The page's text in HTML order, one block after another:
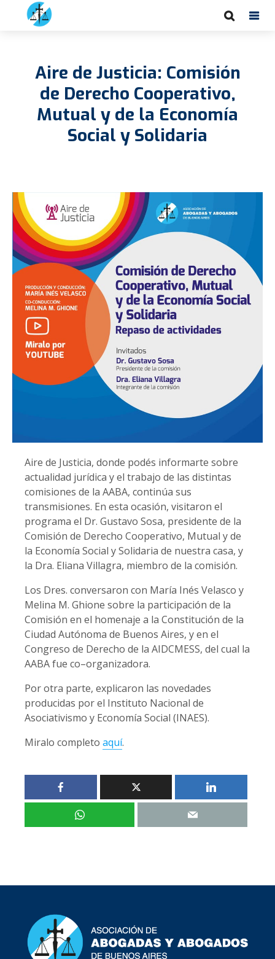
Aire de Justicia: Comisión
de Derecho Cooperativo,
Mutual y de la Economía
Social y Solidaria
Aire de Justicia, donde podés informarte sobre
actualidad jurídica y el trabajo de las distintas
comisiones de la AABA, continúa sus
transmisiones. En esta ocasión, visitaron el
programa el Dr. Gustavo Sosa, presidente de la
Comisión de Derecho Cooperativo, Mutual y de
la Economía Social y Solidaria de nuestra casa, y
la Dra. Eliana Villagra, miembro de la comisión.
Los Dres. conversaron con María Inés Velasco y
Melina M. Ghione sobre la participación de la
Comisión en el homenaje a la Constitución de la
Ciudad Autónoma de Buenos Aires, y en el
Congreso de Derecho de la AIDCMESS, del cual la
AABA fue co–organizadora.
Por otra parte, explicaron las novedades
producidas por el Instituto Nacional de
Asociativismo y Economía Social (INAES).
Miralo completo aquí.